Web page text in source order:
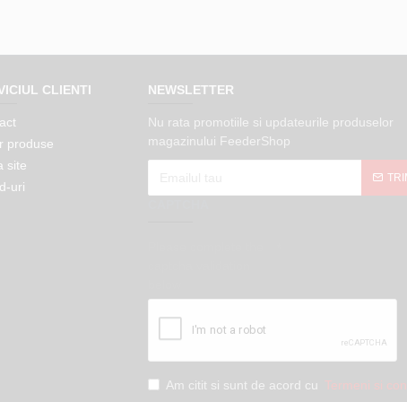
CLIENTI
produse
site
uri
NEWSLETTER
Nu rata promotiile si updateurile produselor
magazinului FeederShop
Am citit si sunt de acord cu Termeni si